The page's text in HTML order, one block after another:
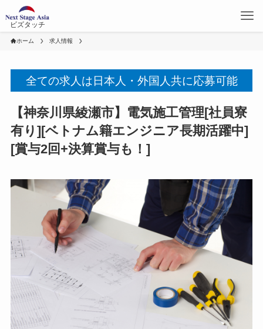
ビズタッチ
ホーム 求人情報
全ての求人は日本人・外国人共に応募可能
【神奈川県綾瀬市】電気施工管理[社員寮
有り][ベトナム籍エンジニア長期活躍中]
[賞与2回+決算賞与も！]